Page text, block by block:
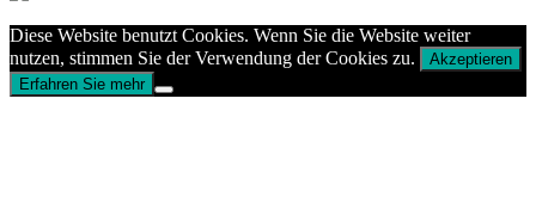
Diese Website benutzt Cookies. Wenn Sie die Website weiter
nutzen, stimmen Sie der Verwendung der Cookies zu.
Akzeptieren
Erfahren Sie mehr